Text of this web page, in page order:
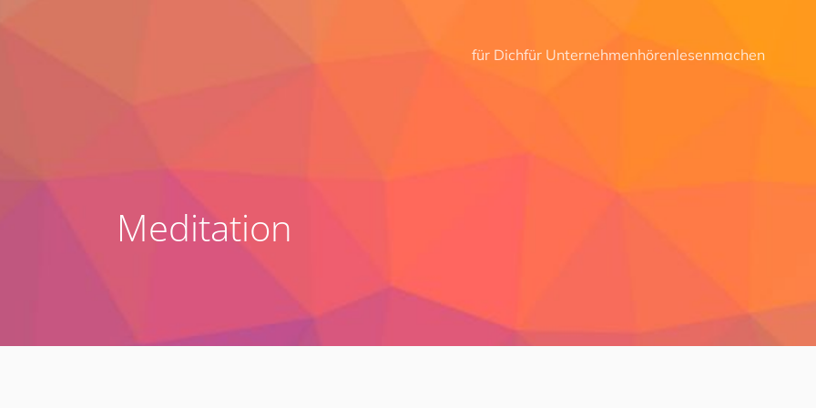
für Dichfür Unternehmenhörenlesenmachen
Meditation